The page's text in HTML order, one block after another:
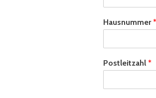
Hausnummer*
Postleitzahl *